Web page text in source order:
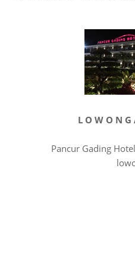
L O W O N G
Pancur Gading